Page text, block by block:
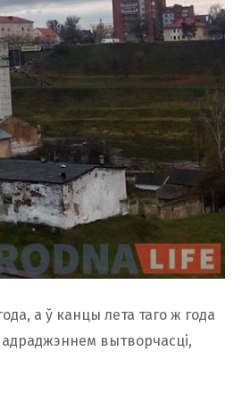
а ў канцы лета таго ж года
адраджэннем вытворчасці,